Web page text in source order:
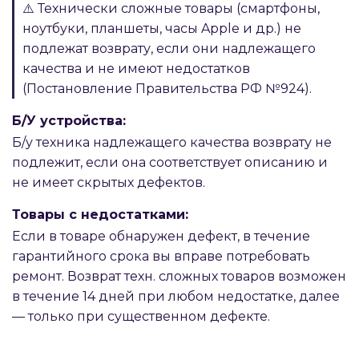
⚠️ Технически сложные товары (смартфоны,
ноутбуки, планшеты, часы Apple и др.) не
подлежат возврату, если они надлежащего
качества и не имеют недостатков
(Постановление Правительства РФ №924).
Б/У устройства:
Б/у техника надлежащего качества возврату не
подлежит, если она соответствует описанию и
не имеет скрытых дефектов.
Товары с недостатками:
Если в товаре обнаружен дефект, в течение
гарантийного срока вы вправе потребовать
ремонт. Возврат техн. сложных товаров возможен
в течение 14 дней при любом недостатке, далее
— только при существенном дефекте.